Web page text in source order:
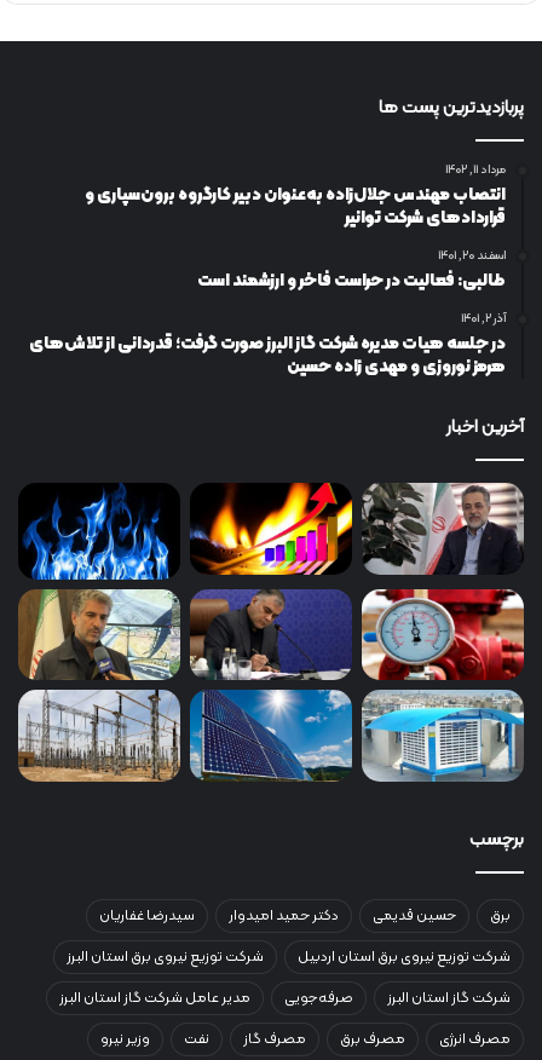
پربازدیدترین پست ها
مرداد ۱۱, ۱۴۰۲
انتصاب مهندس جلال‌زاده به‌عنوان دبیر كارگروه برون‌سپاری و
قراردادهای شركت توانیر
اسفند ۲۰, ۱۴۰۱
طالبی: فعالیت در حراست فاخر و ارزشمند است
آذر ۲, ۱۴۰۱
در جلسه هیات مدیره شرکت گاز البرز صورت گرفت؛ قدردانی از تلاش‌های
هرمز نوروزی و مهدی زاده حسین
آخرین اخبار
برچسب
برق حسین قدیمی دکتر حمید امیدوار
سیدرضا غفاریان
شرکت توزیع نیروی برق استان اردبیل
شرکت توزیع نیروی برق استان البرز
شرکت گاز استان البرز
صرفه‌جویی
مدیر عامل شرکت گاز استان البرز
مصرف انرژی
مصرف برق مصرف گاز نفت
وزیر نیرو